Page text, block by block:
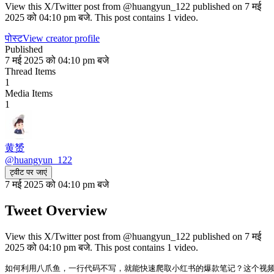
View this X/Twitter post from @huangyun_122 published on 7 मई
2025 को 04:10 pm बजे. This post contains 1 video.
पोस्टView creator profile
Published
7 मई 2025 को 04:10 pm बजे
Thread Items
1
Media Items
1
黄赟
@huangyun_122
ट्वीट पर जाएं
7 मई 2025 को 04:10 pm बजे
Tweet Overview
View this X/Twitter post from @huangyun_122 published on 7 मई
2025 को 04:10 pm बजे. This post contains 1 video.
如何利用八爪鱼，一行代码不写，就能快速爬取小红书的爆款笔记？这个